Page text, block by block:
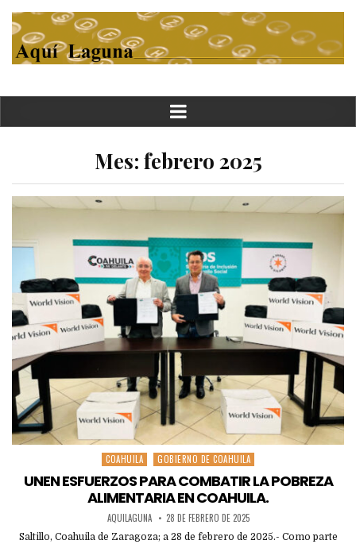
Mes: febrero 2025
Posted
in
COAHUILA GOBIERNO DE COAHUILA
UNEN ESFUERZOS PARA COMBATIR LA POBREZA
ALIMENTARIA EN COAHUILA.
AQUILAGUNA 28 DE FEBRERO DE 2025
Saltillo, Coahuila de Zaragoza; a 28 de febrero de 2025.- Como parte